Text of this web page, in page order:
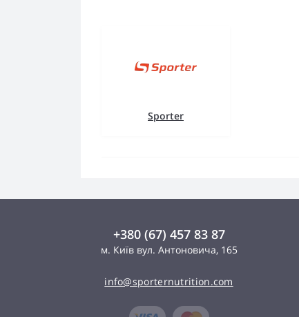
Sporter
+380 (67) 457 83 87
м. Київ вул. Антоновича, 165
info@sporternutrition.com